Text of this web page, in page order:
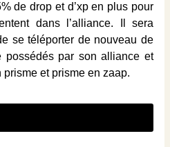
de drop et d’xp en plus pour
dans l’alliance. Il sera
se téléporter de nouveau de
possédés par son alliance et
prisme et prisme en zaap.